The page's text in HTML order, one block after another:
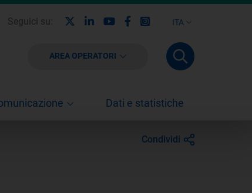
ITA
Seguici su: LinkedinYoutubeFacebook
Instagram
AREA OPERATORI
Dati e statistiche
Condividi